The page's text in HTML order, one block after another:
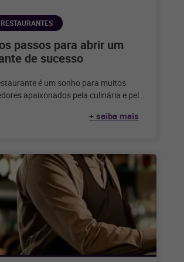
passos para abrir um
de sucesso
é um sonho para muitos
apaixonados pela culinária e pelo
+ saiba mais